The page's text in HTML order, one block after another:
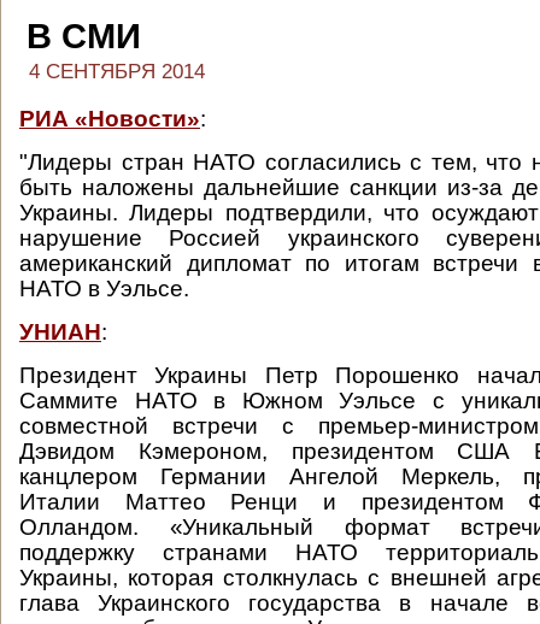
В СМИ
4 СЕНТЯБРЯ 2014
РИА «Новости»:
"Лидеры стран НАТО согласились с тем, что
быть наложены дальнейшие санкции из-за
Украины. Лидеры подтвердили, что
нарушение Россией украинского
американский дипломат по итогам встречи
НАТО в Уэльсе.
УНИАН:
Президент Украины Петр Порошенко
Саммите НАТО в Южном Уэльсе с
совместной встречи с премьер-
Дэвидом Кэмероном, президентом США
канцлером Германии Ангелой Меркель,
Италии Маттео Ренци и президентом
Олландом. «Уникальный формат
поддержку странами НАТО
Украины, которая столкнулась с внешней
глава Украинского государства в начале